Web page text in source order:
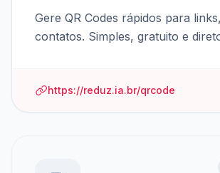
Gere QR Codes rápidos para
contatos. Simples, gratuito e
https://reduz.ia.br/qrcode